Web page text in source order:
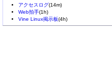
アクセスログ(14m)
Web拍手(1h)
Vine Linux掲示板(4h)